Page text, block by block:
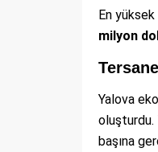
En yüksek
milyon
Yalova
oluşturdu.
başına